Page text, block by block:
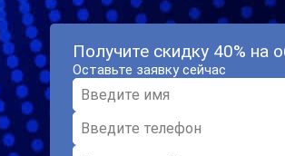
Получите скидку 40% на
Оставьте заявку сейчас